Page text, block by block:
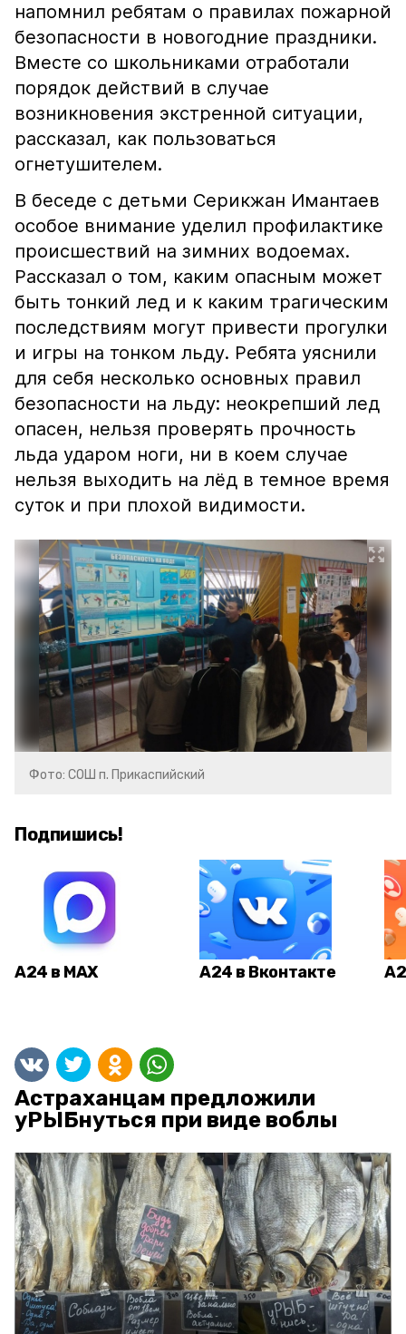
напомнил ребятам о правилах пожарной
безопасности в новогодние праздники.
Вместе со школьниками отработали
порядок действий в случае
возникновения экстренной ситуации,
рассказал, как пользоваться
огнетушителем.
В беседе с детьми Серикжан Имантаев
особое внимание уделил профилактике
происшествий на зимних водоемах.
Рассказал о том, каким опасным может
быть тонкий лед и к каким трагическим
последствиям могут привести прогулки
и игры на тонком льду. Ребята уяснили
для себя несколько основных правил
безопасности на льду: неокрепший лед
опасен, нельзя проверять прочность
льда ударом ноги, ни в коем случае
нельзя выходить на лёд в темное время
суток и при плохой видимости.
Фото: СОШ п. Прикаспийский
Подпишись!
А24 в MAX А24 в Вконтакте
Астраханцам предложили
уРЫБнуться при виде воблы